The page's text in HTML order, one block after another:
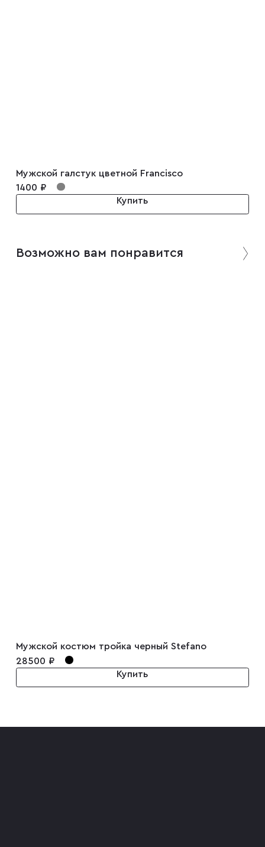
Галстуки
Бабочки
Подтяжки
Мужской галстук цветной Francisco
1400 ₽
Купить
Возможно вам понравится
Мужской костюм тройка черный Stefano
28500 ₽
Купить